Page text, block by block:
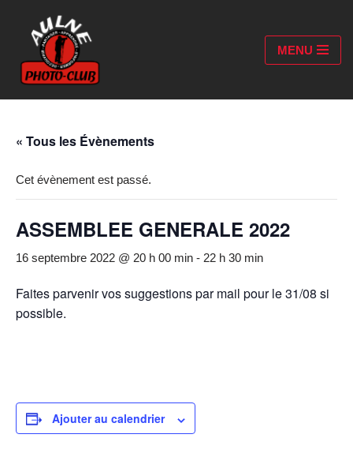
Aller
au
contenu
MENU
« Tous les Évènements
Cet évènement est passé.
ASSEMBLEE GENERALE 2022
16 septembre 2022 @ 20 h 00 min - 22 h 30 min
Faites parvenir vos suggestions par mail pour le 31/08 si
possible.
Ajouter au calendrier